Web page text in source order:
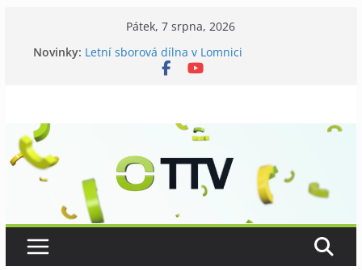
Pátek, 7 srpna, 2026
Novinky: Letní sborová dílna v Lomnici
Chovatelé si připomněli 120 let své existence